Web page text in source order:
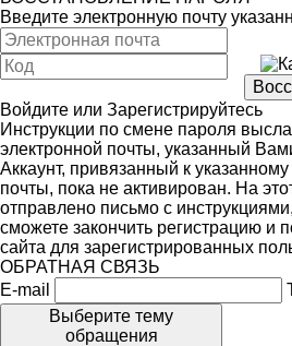
Введите электронную почту
Войдите или Зарегистрируйтесь
Инструкции по смене пароля
электронной почты, указанный
Аккаунт, привязанный к
почты, пока не активирован. На
отправлено письмо с
сможете закончить регистрацию и
сайта для зарегистрированных
ОБРАТНАЯ СВЯЗЬ
E-mail
Выберите тему
обращения